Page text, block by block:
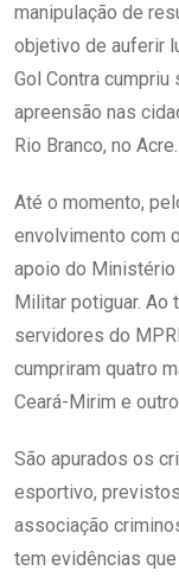
manipulação de
objetivo de auferir
Gol Contra
apreensão nas
Rio Branco, no Acre.
Até o momento,
envolvimento com
apoio do Ministério
Militar potiguar. Ao
servidores do
cumpriram quatro
Ceará-Mirim e
São apurados os
esportivo,
associação
tem evidências